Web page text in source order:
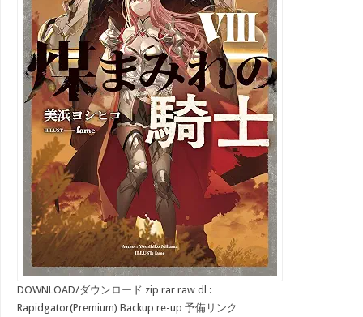
DOWNLOAD/ダウンロード zip rar raw dl :
Rapidgator(Premium) Backup re-up 予備リンク